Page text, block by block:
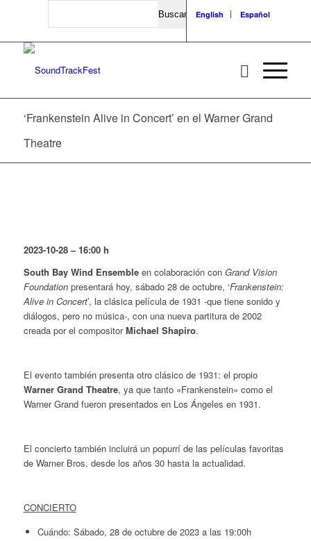
Search
English Español
‘Frankenstein Alive in Concert’ en el Warner Grand
Theatre
2023-10-28– 16:00 h
South Bay Wind Ensemble en colaboración con Grand Vision
Foundationpresentará hoy, sábado 28 de octubre, ‘Frankenstein:
Alive in Concert’, la clásica película de 1931 -que tiene sonido y
diálogos, pero no música-, con una nueva partitura de 2002
creada por el compositorMichael Shapiro.
El evento también presenta otro clásico de 1931: el propio
Warner Grand Theatre, ya que tanto «Frankenstein» como el
Warner Grand fueron presentados en Los Ángeles en 1931.
El concierto también incluirá un popurrí de las películas favoritas
de Warner Bros. desde los años 30 hasta la actualidad.
CONCIERTO
Cuándo: Sábado, 28 de octubre de 2023 a las 19:00h